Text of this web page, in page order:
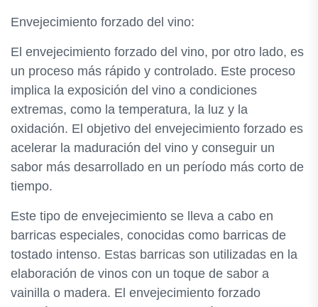
Envejecimiento forzado del vino:
El envejecimiento forzado del vino, por otro lado, es
un proceso más rápido y controlado. Este proceso
implica la exposición del vino a condiciones
extremas, como la temperatura, la luz y la
oxidación. El objetivo del envejecimiento forzado es
acelerar la maduración del vino y conseguir un
sabor más desarrollado en un período más corto de
tiempo.
Este tipo de envejecimiento se lleva a cabo en
barricas especiales, conocidas como barricas de
tostado intenso. Estas barricas son utilizadas en la
elaboración de vinos con un toque de sabor a
vainilla o madera. El envejecimiento forzado